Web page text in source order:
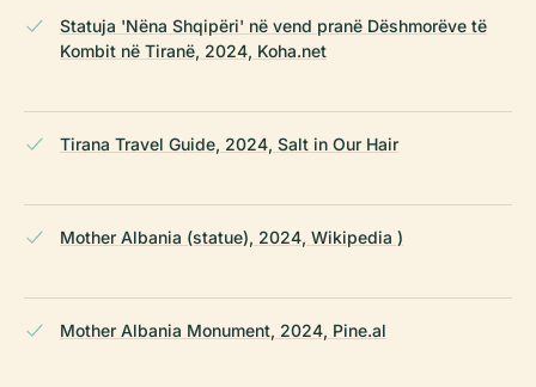
Statuja 'Nëna Shqipëri' në vend pranë Dëshmorëve të
Kombit në Tiranë, 2024, Koha.net
Tirana Travel Guide, 2024, Salt in Our Hair
Mother Albania (statue), 2024, Wikipedia )
Mother Albania Monument, 2024, Pine.al